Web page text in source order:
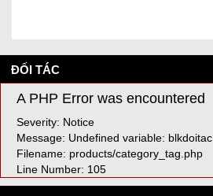
ĐỐI TÁC
A PHP Error was encountered
Severity: Notice
Message: Undefined variable: blkdoitac
Filename: products/category_tag.php
Line Number: 105